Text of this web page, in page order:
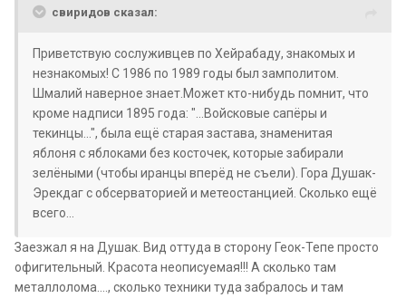
свиридов сказал:
Приветствую сослуживцев по Хейрабаду, знакомых и
незнакомых! С 1986 по 1989 годы был замполитом.
Шмалий наверное знает.Может кто-нибудь помнит, что
кроме надписи 1895 года: "...Войсковые сапёры и
текинцы...", была ещё старая застава, знаменитая
яблоня с яблоками без косточек, которые забирали
зелёными (чтобы иранцы вперёд не съели). Гора Душак-
Эрекдаг с обсерваторией и метеостанцией. Сколько ещё
всего...
Заезжал я на Душак. Вид оттуда в сторону Геок-Тепе просто
офигительный. Красота неописуемая!!! А сколько там
металлолома...., сколько техники туда забралось и там